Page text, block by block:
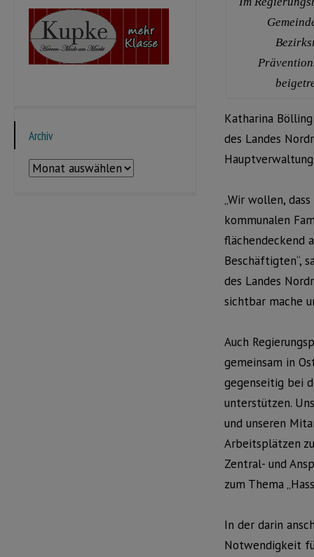
Katharina
des Landes
„Wir wollen,
kommunalen
flächendeckend
Beschäftigten“,
des Landes
sichtbar mache
Auch
gemeinsam in
gegenseitig bei
unterstützen.
und unseren
Arbeitsplätzen
Zentral- und
zum Thema
In der darin
Notwendigkeit
Archiv
Archiv